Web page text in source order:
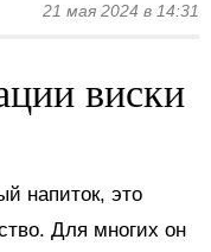
21 мая 2024 в 14:31
виски
напиток, это
Для многих он